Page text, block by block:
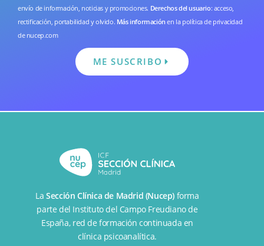
envío de información, noticias y promociones. Derechos del usuario: acceso,
rectificación, portabilidad y olvido. Más información en la política de privacidad
de nucep.com
ME SUSCRIBO
LaSección Clínica de Madrid (Nucep) forma
parte del Instituto del Campo Freudiano de
España, red de formación continuada en
clínica psicoanalítica.